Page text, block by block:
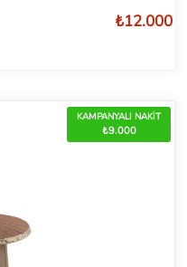
₺12.000
KAMPANYALI NAKİT
₺9.000